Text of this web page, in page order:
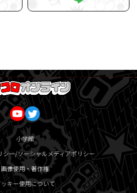
小学館
シー/ソーシャルメディアポリシー
画像使用・著作権
ッキー使用について